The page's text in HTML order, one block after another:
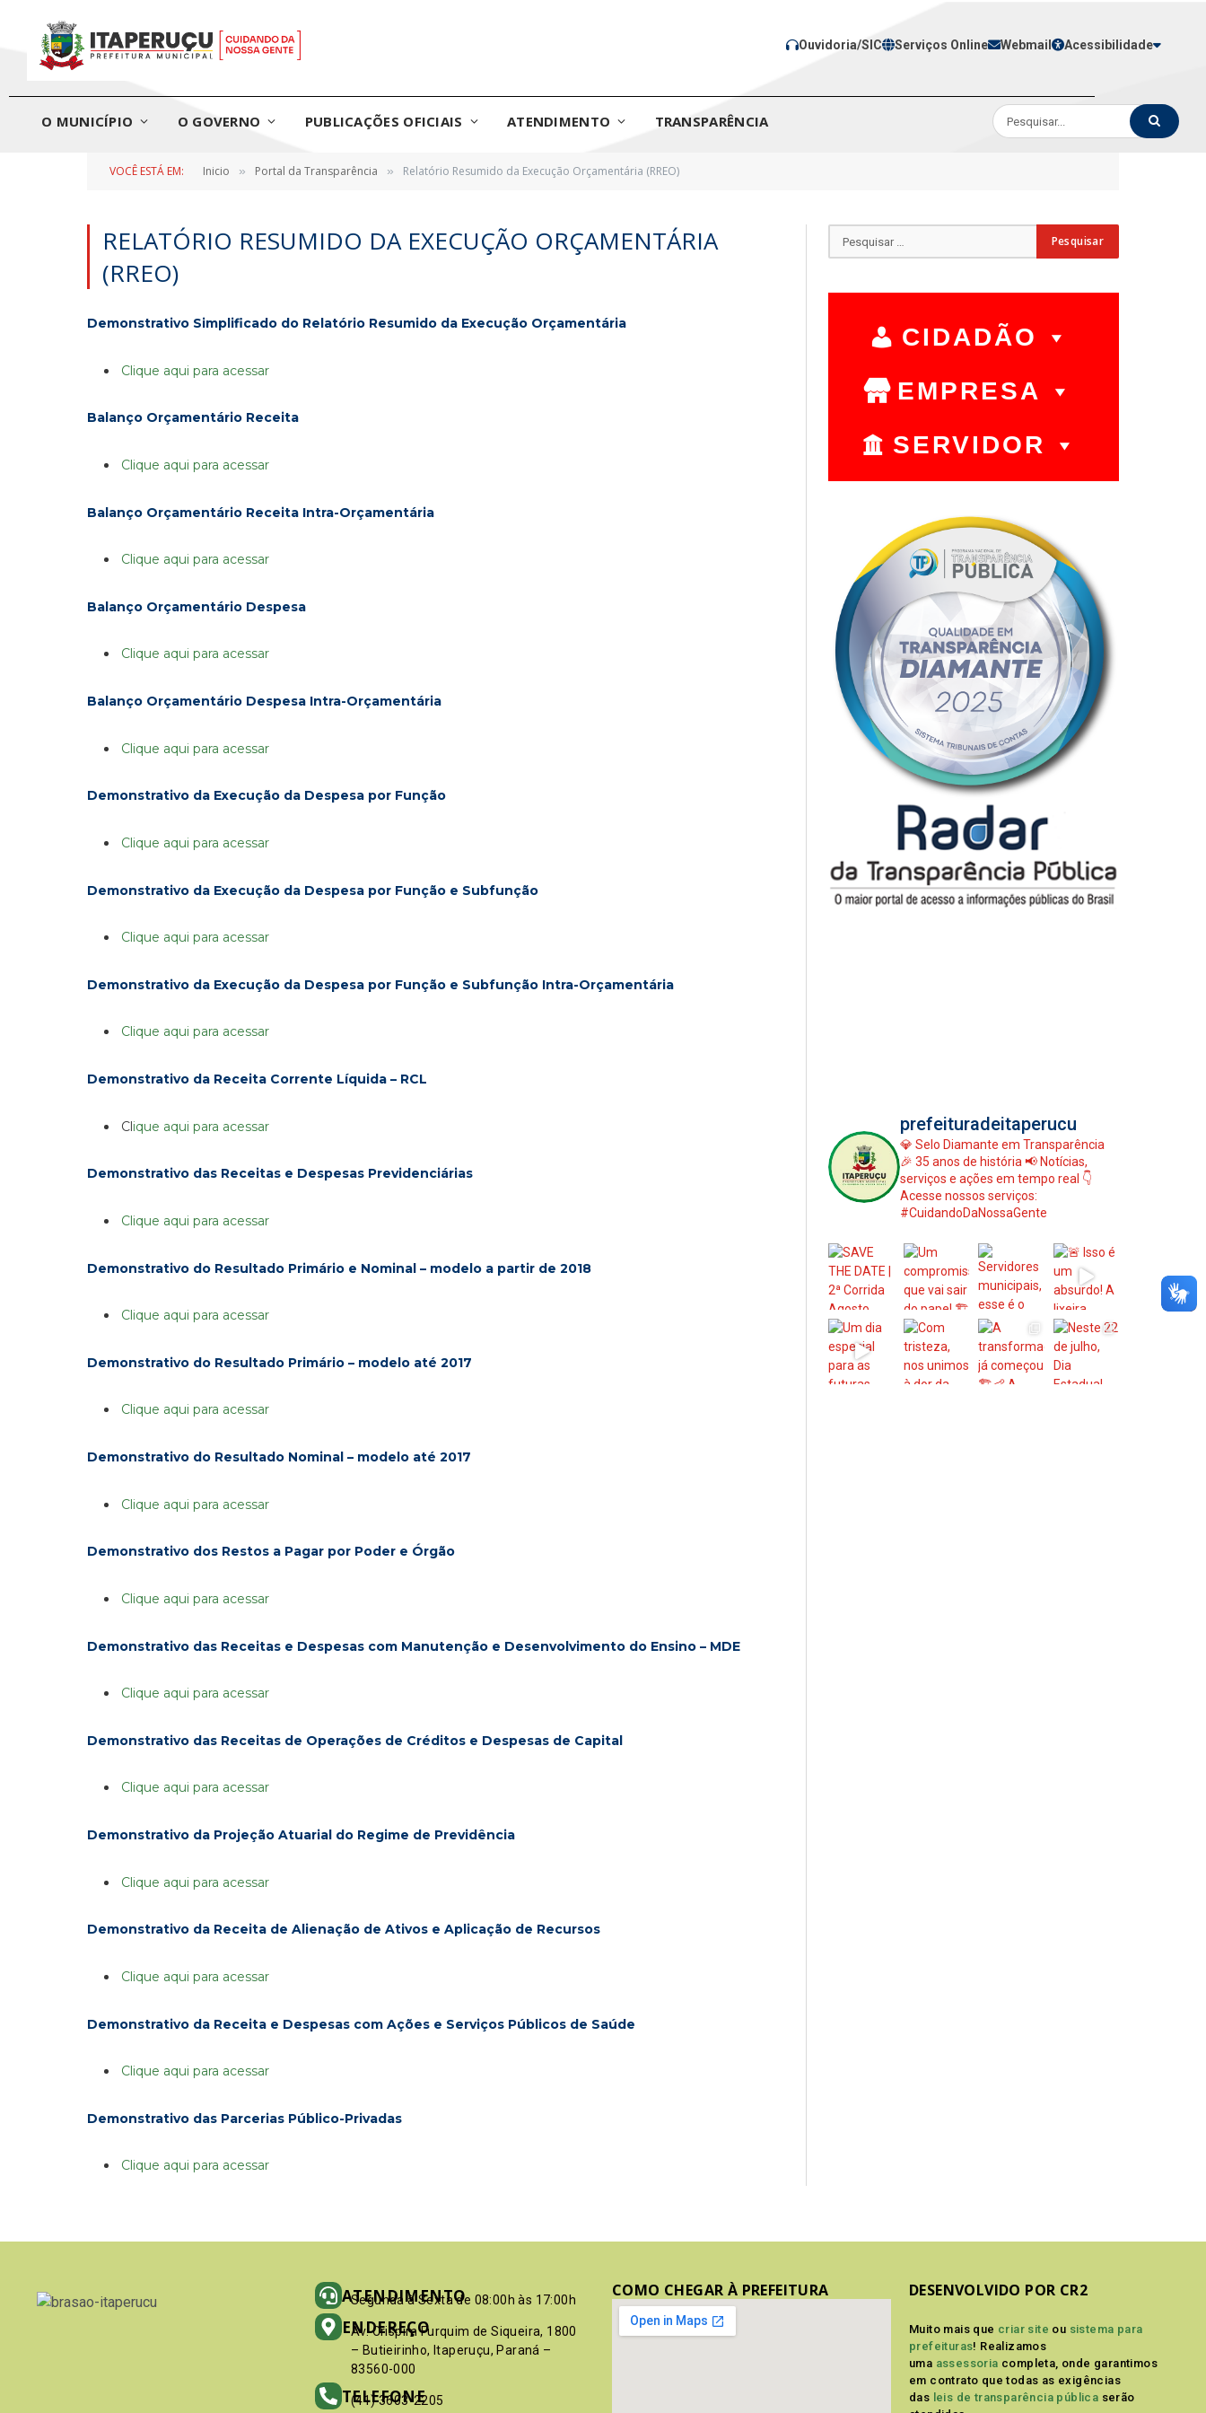
Ouvidoria/SIC Serviços Online Webmail Acessibilidade
O MUNICÍPIO O GOVERNO PUBLICAÇÕES OFICIAIS ATENDIMENTO TRANSPARÊNCIA
VOCÊ ESTÁ EM: Inicio » Portal da Transparência » Relatório Resumido da Execução Orçamentária (RREO)
RELATÓRIO RESUMIDO DA EXECUÇÃO ORÇAMENTÁRIA
(RREO)
Demonstrativo Simplificado do Relatório Resumido da Execução Orçamentária
Clique aqui para acessar
Balanço Orçamentário Receita
Clique aqui para acessar
Balanço Orçamentário Receita Intra-Orçamentária
Clique aqui para acessar
Balanço Orçamentário Despesa
Clique aqui para acessar
Balanço Orçamentário Despesa Intra-Orçamentária
Clique aqui para acessar
Demonstrativo da Execução da Despesa por Função
Clique aqui para acessar
Demonstrativo da Execução da Despesa por Função e Subfunção
Clique aqui para acessar
Demonstrativo da Execução da Despesa por Função e Subfunção Intra-Orçamentária
Clique aqui para acessar
Demonstrativo da Receita Corrente Líquida – RCL
Clique aqui para acessar
Demonstrativo das Receitas e Despesas Previdenciárias
Clique aqui para acessar
Demonstrativo do Resultado Primário e Nominal – modelo a partir de 2018
Clique aqui para acessar
Demonstrativo do Resultado Primário – modelo até 2017
Clique aqui para acessar
Demonstrativo do Resultado Nominal – modelo até 2017
Clique aqui para acessar
Demonstrativo dos Restos a Pagar por Poder e Órgão
Clique aqui para acessar
Demonstrativo das Receitas e Despesas com Manutenção e Desenvolvimento do Ensino – MDE
Clique aqui para acessar
Demonstrativo das Receitas de Operações de Créditos e Despesas de Capital
Clique aqui para acessar
Demonstrativo da Projeção Atuarial do Regime de Previdência
Clique aqui para acessar
Demonstrativo da Receita de Alienação de Ativos e Aplicação de Recursos
Clique aqui para acessar
Demonstrativo da Receita e Despesas com Ações e Serviços Públicos de Saúde
Clique aqui para acessar
Demonstrativo das Parcerias Público-Privadas
Clique aqui para acessar
CIDADÃO
EMPRESA
SERVIDOR
prefeituradeitaperucu
💎 Selo Diamante em Transparência
🎉 35 anos de história 📢 Notícias,
serviços e ações em tempo real 👇
Acesse nossos serviços:
#CuidandoDaNossaGente
ATENDIMENTO
Segunda à Sexta de 08:00h às 17:00h
ENDEREÇO
Av. Crispim Furquim de Siqueira, 1800
– Butieirinho, Itaperuçu, Paraná –
83560-000
TELEFONE
(41) 3603-2205
COMO CHEGAR À PREFEITURA DESENVOLVIDO POR CR2
Muito mais que criar site ou sistema para
prefeituras! Realizamos
uma assessoria completa, onde garantimos
em contrato que todas as exigências
das leis de transparência pública serão